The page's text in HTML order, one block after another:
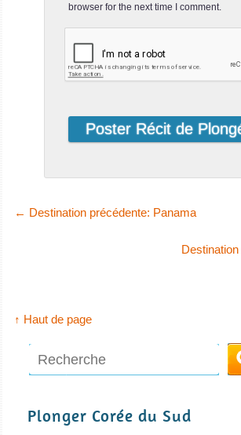
browser for the next time I comment.
← Destination précédente: Panama
↑ Haut de page
Plonger Corée du Sud